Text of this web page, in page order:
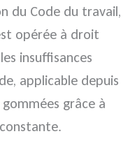
du Code du travail,
opérée à droit
insuffisances
applicable depuis
grâce à